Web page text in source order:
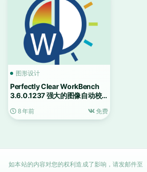
图形设计
Perfectly Clear WorkBench
3.6.0.1237 强大的图像自动校
8 年前 免费
如本站的内容对您的权利造成了影响，请发邮件至